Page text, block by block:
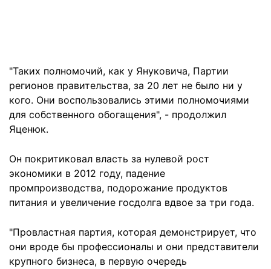
"Таких полномочий, как у Януковича, Партии
регионов правительства, за 20 лет не было ни у
кого. Они воспользовались этими полномочиями
для собственного обогащения", - продолжил
Яценюк.
Он покритиковал власть за нулевой рост
экономики в 2012 году, падение
промпроизводства, подорожание продуктов
питания и увеличение госдолга вдвое за три года.
"Провластная партия, которая демонстрирует, что
они вроде бы профессионалы и они представители
крупного бизнеса, в первую очередь